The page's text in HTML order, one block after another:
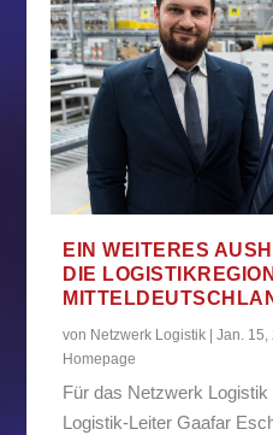
EIN WEITERES
DIE LOGISTIKREGION
von Netzwerk Logistik |Jan. 15,
Homepage
Für das Netzwerk
Logistik-Leiter Gaafar